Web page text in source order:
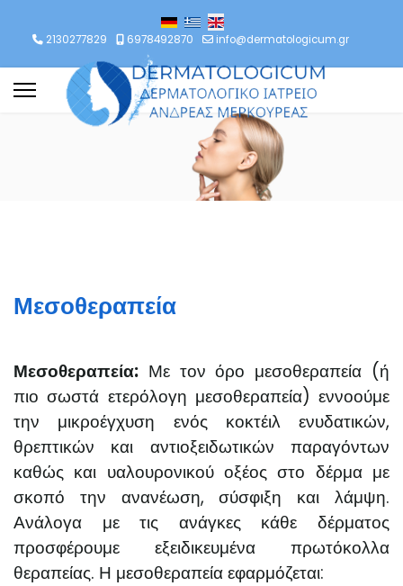
2130277829 6978492870 info@dermatologicum.gr
Μεσοθεραπεία
Μεσοθεραπεία: Με τον όρο μεσοθεραπεία (ή
πιο σωστά ετερόλογη μεσοθεραπεία) εννοούμε
την μικροέγχυση ενός κοκτέιλ ενυδατικών,
θρεπτικών και αντιοξειδωτικών παραγόντων
καθώς και υαλουρονικού οξέος στο δέρμα με
σκοπό την ανανέωση, σύσφιξη και λάμψη.
Ανάλογα με τις ανάγκες κάθε δέρματος
προσφέρουμε εξειδικευμένα πρωτόκολλα
θεραπείας. Η μεσοθεραπεία εφαρμόζεται: